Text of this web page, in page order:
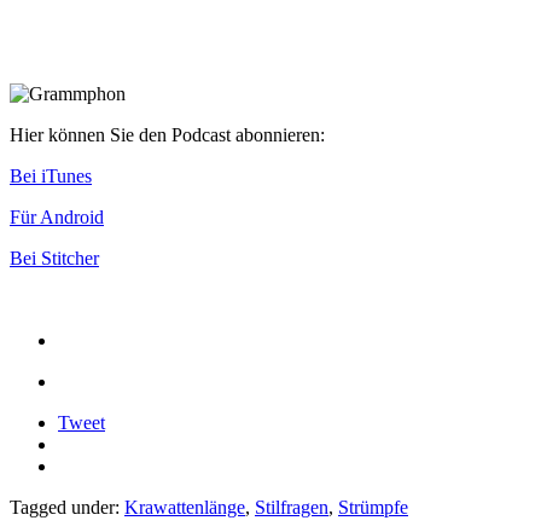
Hier können Sie den Podcast abonnieren:
Bei iTunes
Für Android
Bei Stitcher
Tweet
Tagged under: Krawattenlänge, Stilfragen, Strümpfe